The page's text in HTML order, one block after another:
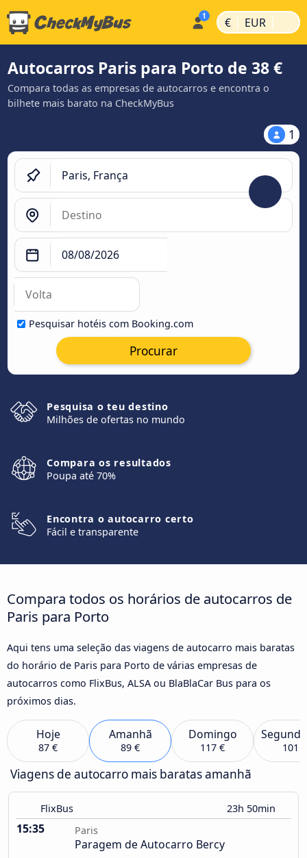
€ | EUR |
Autocarros Paris para Porto de 38 €
Compara todas as empresas de autocarros e encontra o
bilhete mais barato na CheckMyBus
1
Pesquisar hotéis com Booking.com
Procurar
Pesquisa o teu destino
Milhões de ofertas no mundo
Compara os resultados
Poupa até 70%
Encontra o autocarro certo
Fácil e transparente
Compara todos os horários de autocarros de
Paris para Porto
Aqui tens uma seleção das viagens de autocarro mais baratas
do horário de Paris para Porto de várias empresas de
autocarros como FlixBus, ALSA ou BlaBlaCar Bus para os
próximos dias.
Hoje
87 €
Amanhã
89 €
Domingo
117 € 101 €
Viagens de autocarro mais baratas amanhã
FlixBus 23h 50min
15:35 Paris
Paragem de Autocarro Bercy